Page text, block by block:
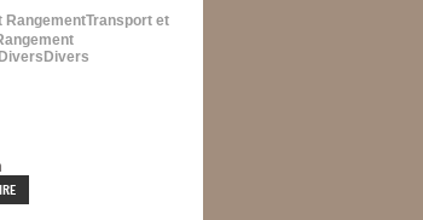
Transport et
Divers